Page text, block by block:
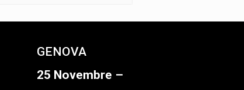
GENOVA
25 Novembre –